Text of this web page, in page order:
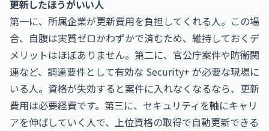
更新したほうがいい人
第一に、所属企業が更新費用を負担してくれる人。この場
合、自腹は実質ゼロかわずかで済むため、維持しておくデ
メリットはほぼありません。第二に、官公庁案件や防衛関
連など、調達要件として有効な Security+ が必要な現場に
いる人。資格が失効すると案件に入れなくなるなら、更新
費用は必要経費です。第三に、セキュリティを軸にキャリ
アを伸ばしていく人で、上位資格の取得で自動更新できる